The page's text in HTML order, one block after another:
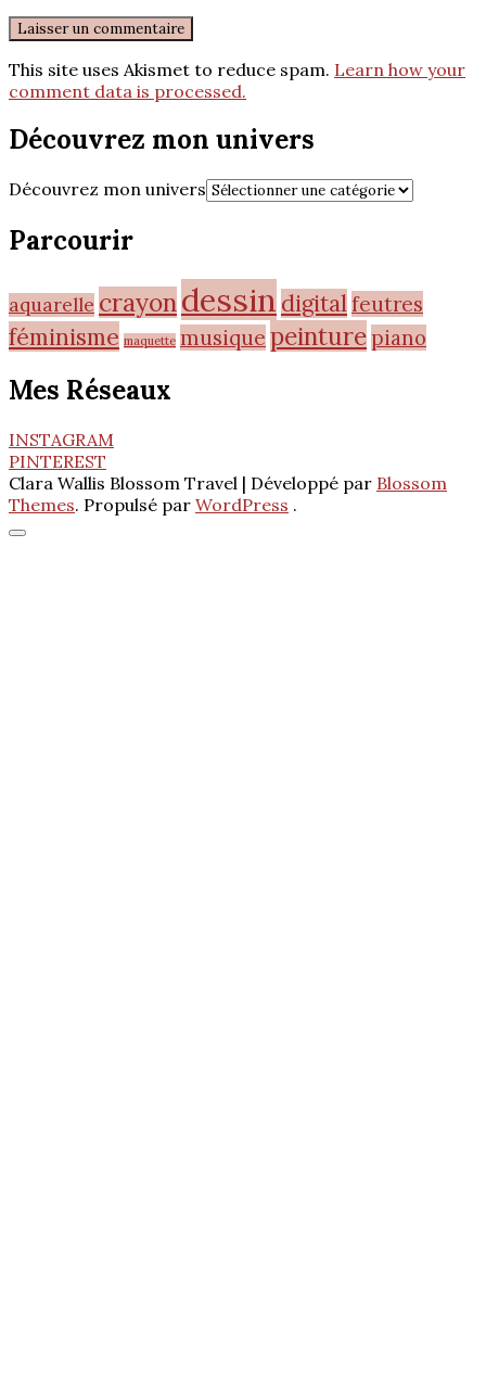
This site uses Akismet to reduce spam. Learn how your
comment data is processed.
Découvrez mon univers
Découvrez mon univers
Parcourir
aquarelle crayondessin digitalfeutres
féminisme maquette musique peinturepiano
Mes Réseaux
INSTAGRAM
PINTEREST
Clara Wallis Blossom Travel | Développé par Blossom
Themes. Propulsé par WordPress .